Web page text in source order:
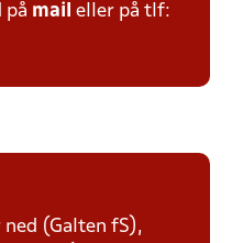
på mail eller på tlf:
(Galten fS),